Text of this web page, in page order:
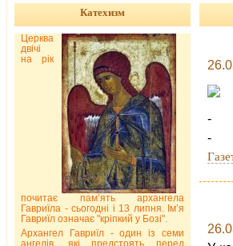
-
-
Катехизм
Церква
двічі
на рік
почитає пам’ять архангела
Гавриїла - сьогодні і 13 липня. Ім’я
Гавриїл означає "кріпкий у Бозі".
Архангел Гавриїл - один із семи
ангелів, які предстоять перед